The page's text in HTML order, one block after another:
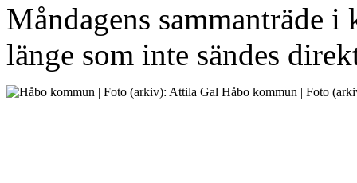
Måndagens sammanträde
länge som inte sändes
Håbo kommun | Foto